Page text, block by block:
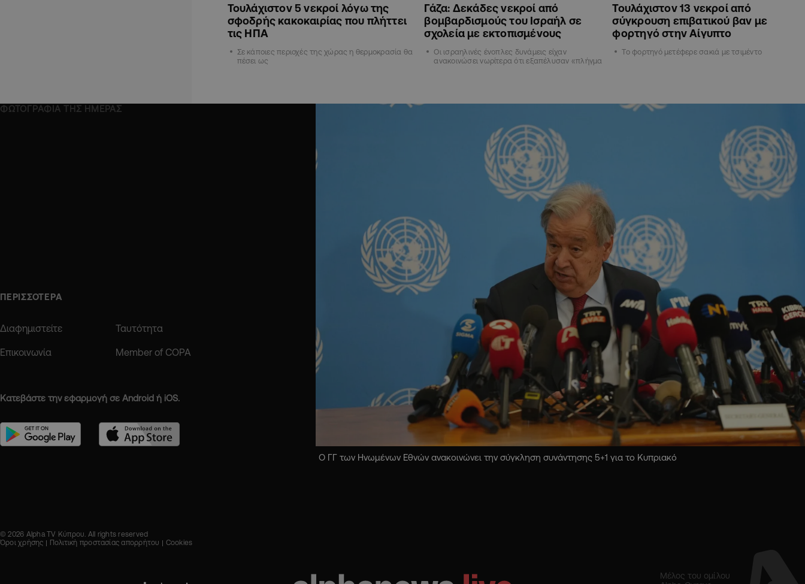
Τουλάχιστον 5 νεκροί λόγω της
σφοδρής κακοκαιρίας που πλήττει
τις ΗΠΑ
Σε κάποιες περιοχές της χώρας η θερμοκρασία θα
πέσει ως
Γάζα: Δεκάδες νεκροί από
βομβαρδισμούς του Ισραήλ σε
σχολεία με εκτοπισμένους
Οι ισραηλινές ένοπλες δυνάμεις είχαν
ανακοινώσει νωρίτερα ότι εξαπέλυσαν «πλήγμα
Τουλάχιστον 13 νεκροί από
σύγκρουση επιβατικού βαν με
φορτηγό στην Αίγυπτο
Το φορτηγό μετέφερε σακιά με τσιμέντο
ΦΩΤΟΓΡΑΦΙΑ ΤΗΣ ΗΜΕΡΑΣ
ΠΕΡΙΣΣΟΤΕΡΑ
Διαφημιστείτε Ταυτότητα
Επικοινωνία Member of COPA
Κατεβάστε την εφαρμογή σε Android ή iOS.
Ο ΓΓ των Ηνωμένων Εθνών ανακοινώνει την σύγκληση συνάντησης 5+1 για το Κυπριακό
© 2026 Alpha TV Κύπρου. All rights reserved
Όροι χρήσης
Πολιτική προστασίας απορρήτου Cookies
Μέλος του ομίλου